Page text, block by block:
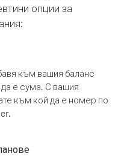
опции за
към вашия баланс
да е сума. С вашия
към кой да е номер по